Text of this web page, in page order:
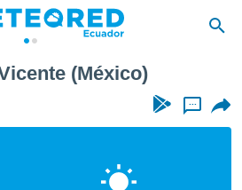
(México)
...